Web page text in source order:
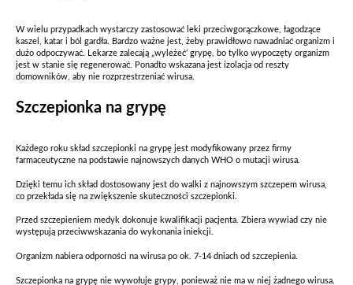
W wielu przypadkach wystarczy zastosować leki przeciwgorączkowe, łagodzące
kaszel, katar i ból gardła. Bardzo ważne jest, żeby prawidłowo nawadniać organizm i
dużo odpoczywać. Lekarze zalecają „wyleżeć’ grypę, bo tylko wypoczęty organizm
jest w stanie się regenerować. Ponadto wskazana jest izolacja od reszty
domowników, aby nie rozprzestrzeniać wirusa.
Szczepionka na grypę
Każdego roku skład szczepionki na grypę jest modyfikowany przez firmy
farmaceutyczne na podstawie najnowszych danych WHO o mutacji wirusa.
Dzięki temu ich skład dostosowany jest do walki z najnowszym szczepem wirusa,
co przekłada się na zwiększenie skuteczności szczepionki.
Przed szczepieniem medyk dokonuje kwalifikacji pacjenta. Zbiera wywiad czy nie
występują przeciwwskazania do wykonania iniekcji.
Organizm nabiera odporności na wirusa po ok. 7-14 dniach od szczepienia.
Szczepionka na grypę nie wywołuje grypy, ponieważ nie ma w niej żadnego wirusa.